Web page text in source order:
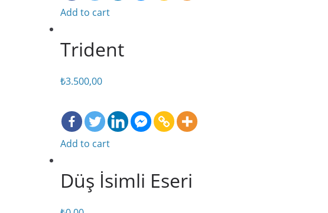
Add to cart
Trident
₺3.500,00
Add to cart
Düş İsimli Eseri